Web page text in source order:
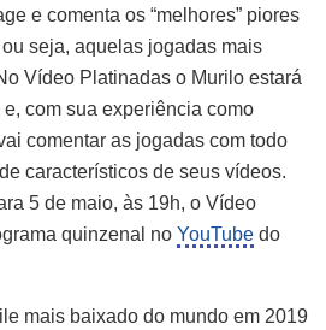
e comenta os “melhores” piores
seja, aquelas jogadas mais
Vídeo Platinadas o Murilo estará
com sua experiência como
comentar as jogadas com todo
característicos de seus vídeos.
5 de maio, às 19h, o Vídeo
quinzenal no YouTube do
mais baixado do mundo em 2019